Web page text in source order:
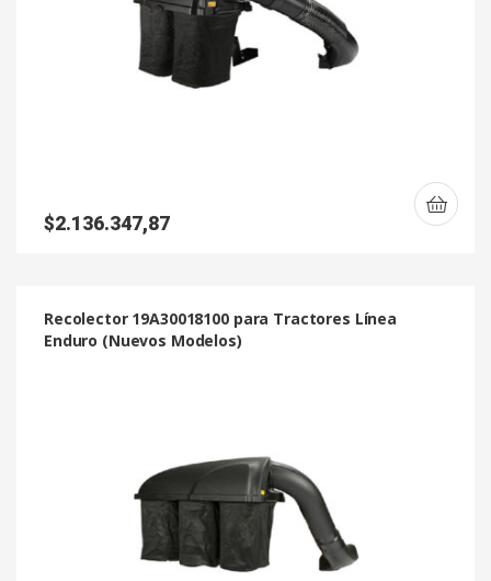
$2.136.347,87
Recolector 19A30018100 para Tractores Línea
Enduro (Nuevos Modelos)